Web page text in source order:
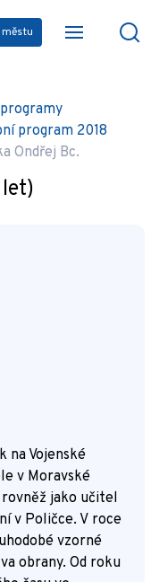
program 2018
Ondřej Bc.
na Vojenské
v Moravské
jako učitel
v Poličce. V roce
vzorné
obrany. Od roku